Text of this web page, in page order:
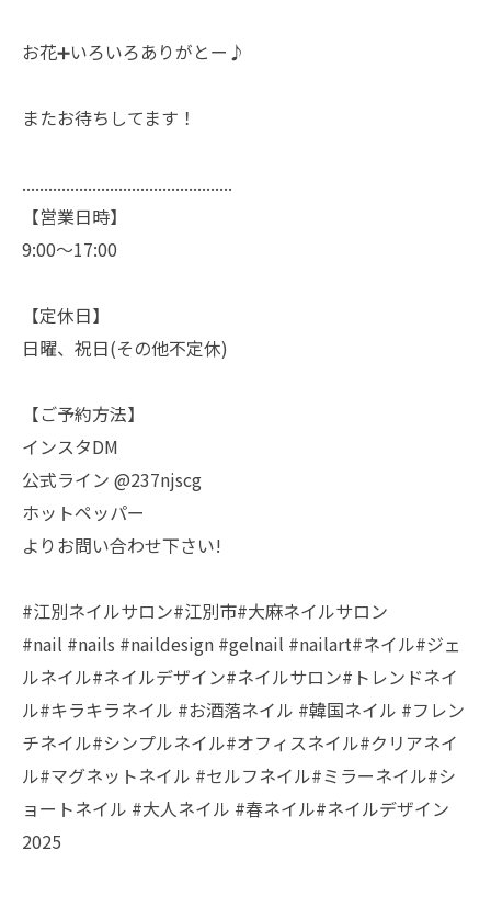
お花➕いろいろありがとー♪
またお待ちしてます！
................................................
【営業日時】
9:00〜17:00
【定休日】
日曜、祝日(その他不定休)
【ご予約方法】
インスタDM
公式ライン @237njscg
ホットペッパー
よりお問い合わせ下さい!
#江別ネイルサロン#江別市#大麻ネイルサロン
#nail #nails #naildesign #gelnail #nailart#ネイル#ジェ
ルネイル#ネイルデザイン#ネイルサロン#トレンドネイ
ル#キラキラネイル #お酒落ネイル #韓国ネイル #フレン
チネイル#シンプルネイル#オフィスネイル#クリアネイ
ル#マグネットネイル #セルフネイル#ミラーネイル#シ
ョートネイル #大人ネイル #春ネイル#ネイルデザイン
2025